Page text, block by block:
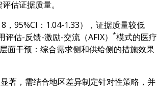
估证据质量。
，95%CI：1.04-1.33），证据质量较低
估-反馈-激励-交流（AFIX） *模式的医疗
面干预：综合需求侧和供给侧的措施效果
著，需结合地区差异制定针对性策略，并